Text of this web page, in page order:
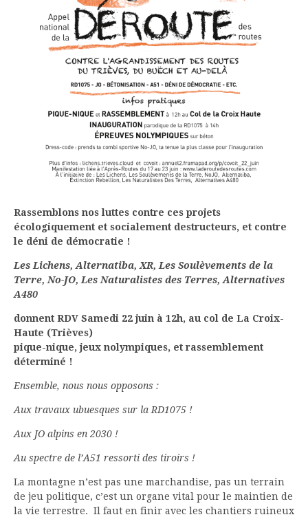
Rassemblons nos luttes contre ces projets
écologiquement et socialement destructeurs, et contre
le déni de démocratie !
Les Lichens, Alternatiba, XR, Les Soulèvements de la
Terre, No-JO, Les Naturalistes des Terres, Alternatives
A480
donnent RDV Samedi 22 juin à 12h, au col de La Croix-
Haute (Trièves)
pique-nique, jeux nolympiques, et rassemblement
déterminé !
Ensemble, nous nous opposons :
Aux travaux ubuesques sur la RD1075 !
Aux JO alpins en 2030 !
Au spectre de l’A51 ressorti des tiroirs !
La montagne n’est pas une marchandise, pas un terrain
de jeu politique, c’est un organe vital pour le maintien de
la vie terrestre. Il faut en finir avec les chantiers ruineux